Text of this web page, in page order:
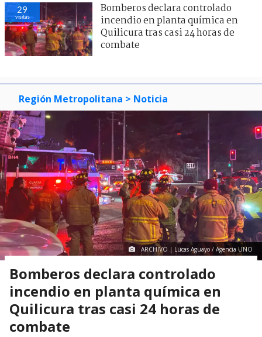
29
visitas
Bomberos declara controlado
incendio en planta química en
Quilicura tras casi 24 horas de
combate
Región Metropolitana > Noticia
ARCHIVO | Lucas Aguayo / Agencia UNO
Bomberos declara controlado
incendio en planta química en
Quilicura tras casi 24 horas de
combate